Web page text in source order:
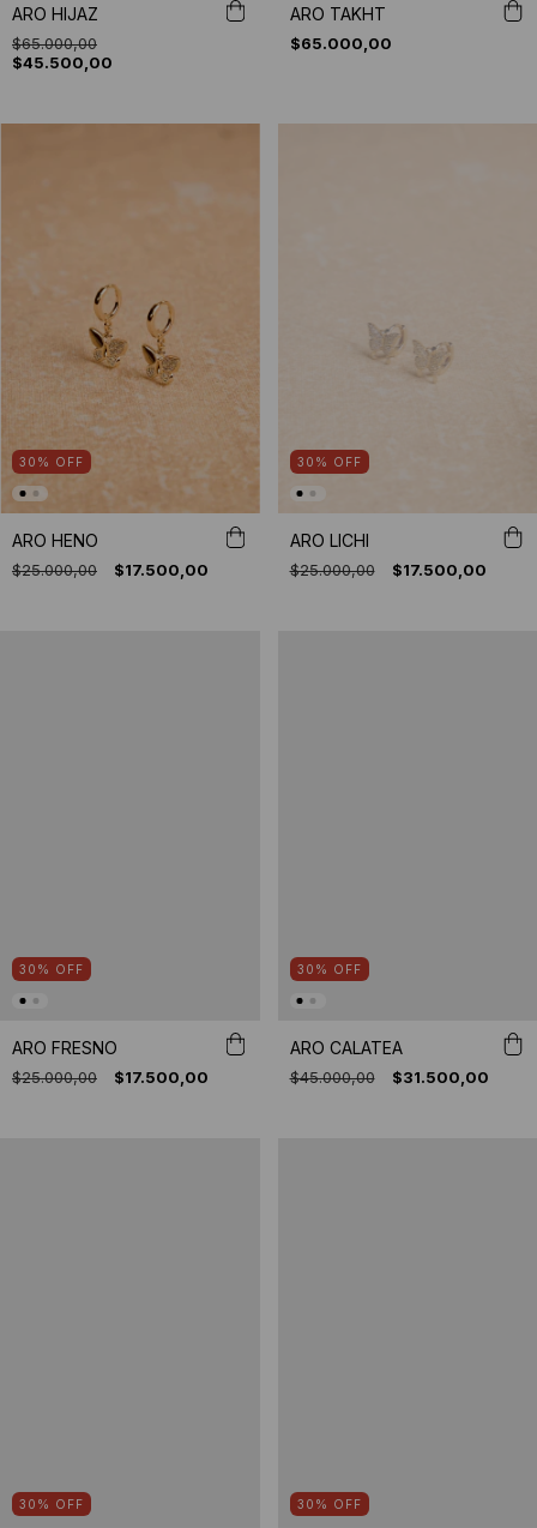
ARO HIJAZ
$65.000,00
$45.500,00
ARO TAKHT
$65.000,00
30 % OFF
ARO HENO
$25.000,00 $17.500,00
30 % OFF
ARO LICHI
$25.000,00 $17.500,00
30 % OFF
ARO FRESNO
$25.000,00 $17.500,00
30 % OFF
ARO CALATEA
$45.000,00 $31.500,00
30 % OFF 30 % OFF